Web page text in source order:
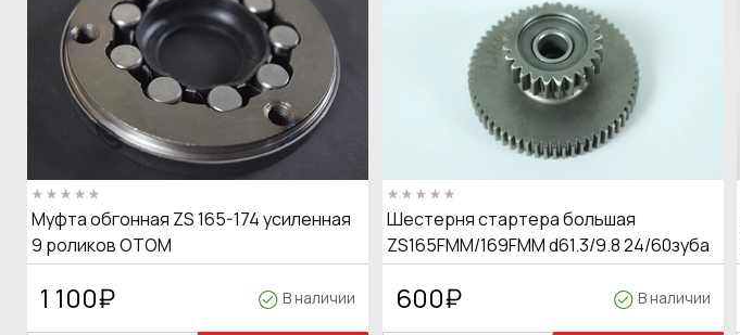
Муфта обгонная ZS 165-174 усиленная
9 роликов OTOM
1 100₽ В наличии
Шестерня стартера большая
ZS165FMM/169FMM d61.3/9.8 24/60зуба
600₽ В наличии